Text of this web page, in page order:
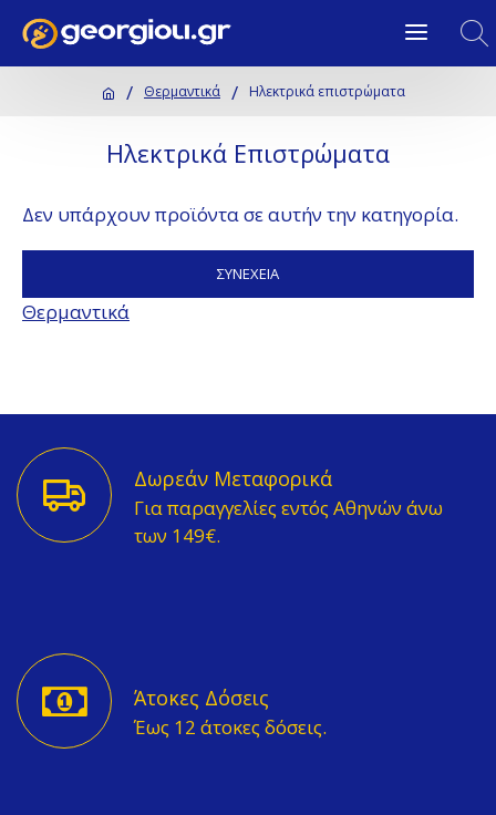
Θερμαντικά Ηλεκτρικά επιστρώματα
Ηλεκτρικά Επιστρώματα
Δεν υπάρχουν προϊόντα σε αυτήν την κατηγορία.
ΣΥΝΈΧΕΙΑ
Θερμαντικά
Δωρεάν Μεταφορικά
Για παραγγελίες εντός Αθηνών άνω
των 149€.
Άτοκες Δόσεις
Έως 12 άτοκες δόσεις.